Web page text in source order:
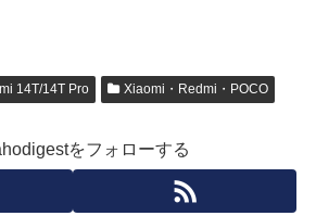
14T/14T Pro Xiaomi・Redmi・POCO
をフォローする